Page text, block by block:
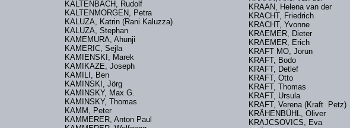
KALTENBACH, Rudolf
KALTENMORGEN, Petra
KALUZA, Katrin (Rani Kaluzza)
KALUZA, Stephan
KAMEMURA, Ahunji
KAMERIC, Sejla
KAMIENSKI, Marek
KAMIKAZE, Joseph
KAMILI, Ben
KAMINSKI, Jörg
KAMINSKY, Max G.
KAMINSKY, Thomas
KAMM, Peter
KAMMERER, Anton Paul
KRAAN, Helena van der
KRACHT, Friedrich
KRACHT, Yvonne
KRAEMER, Dieter
KRAEMER, Erich
KRAFT MO, Jorun
KRAFT, Bodo
KRAFT, Detlef
KRAFT, Otto
KRAFT, Thomas
KRAFT, Ursula
KRAFT, Verena (Kraft Petz)
KRÄHENBÜHL, Oliver
KRAJCSOVICS, Eva